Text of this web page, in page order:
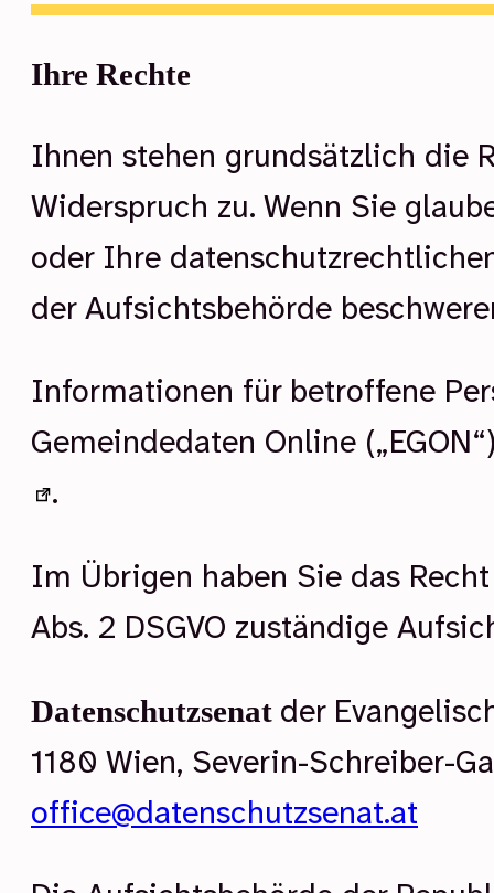
Ihre Rechte
Ihnen stehen grundsätzlich die
Widerspruch zu. Wenn Sie
oder Ihre
der Aufsichtsbehörde
Informationen für betroffene
Gemeindedaten Online
.
Im Übrigen haben Sie das
Abs. 2 DSGVO zuständige
Datenschutzsenat der
1180 Wien, Severin-Schreiber-
office@datenschutzsenat.at